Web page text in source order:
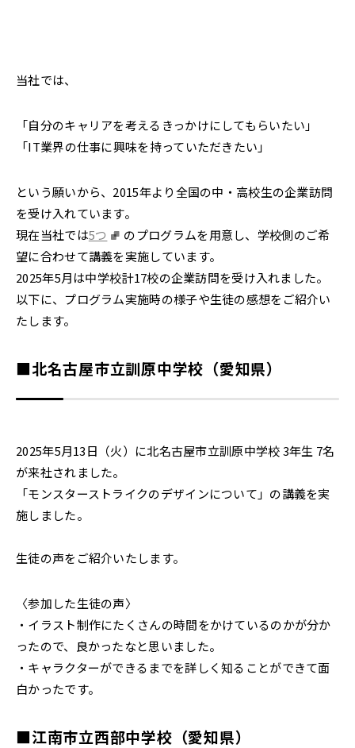
当社では、
「自分のキャリアを考えるきっかけにしてもらいたい」
「IT業界の仕事に興味を持っていただきたい」
という願いから、2015年より全国の中・高校生の企業訪問
を受け入れています。
現在当社では5つ
のプログラムを用意し、学校側のご希
望に合わせて講義を実施しています。
2025年5月は中学校計17校の企業訪問を受け入れました。
以下に、プログラム実施時の様子や生徒の感想をご紹介い
たします。
■北名古屋市立訓原中学校（愛知県）
2025年5月13日（火）に北名古屋市立訓原中学校 3年生 7名
が来社されました。
「モンスターストライクのデザインについて」の講義を実
施しました。
生徒の声をご紹介いたします。
〈参加した生徒の声〉
・イラスト制作にたくさんの時間をかけているのかが分か
ったので、良かったなと思いました。
・キャラクターができるまでを詳しく知ることができて面
白かったです。
■江南市立西部中学校（愛知県）